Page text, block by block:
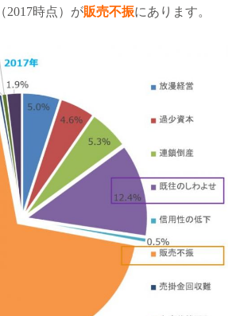
（2017時点）が販売不振にあります。